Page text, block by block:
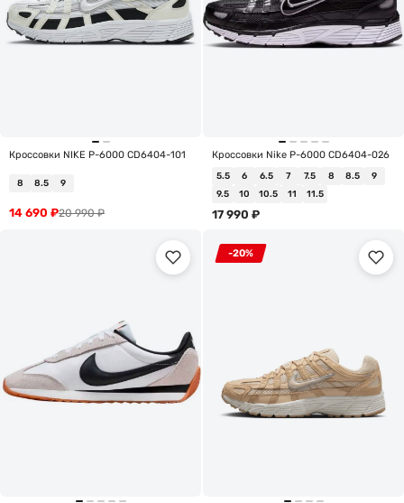
Кроссовки NIKE P-6000 CD6404-101
8 8.5 9
20 990₽
14 690 ₽
Кроссовки Nike P-6000 CD6404-026
5.5 6 6.5 7 7.5 8 8.5
9
9.5
10 10.5 11 11.5
17 990 ₽
-20%